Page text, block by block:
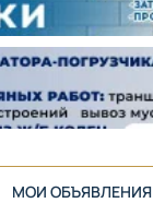
МОИ ОБЪЯВЛЕНИЯ